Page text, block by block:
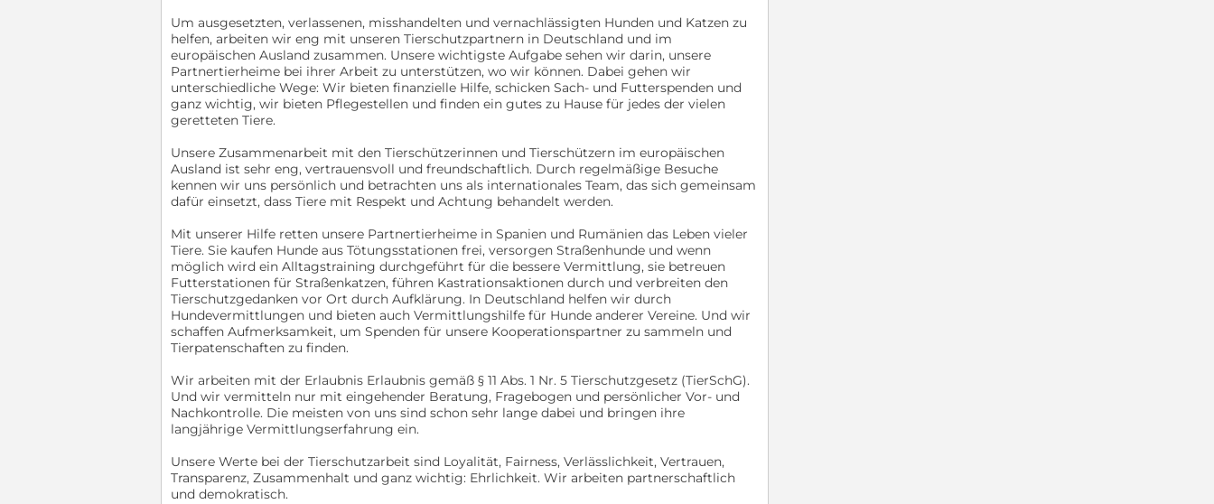
Um ausgesetzten, verlassenen, misshandelten und vernachlässigten Hunden und Katzen zu
helfen, arbeiten wir eng mit unseren Tierschutzpartnern in Deutschland und im
europäischen Ausland zusammen. Unsere wichtigste Aufgabe sehen wir darin, unsere
Partnertierheime bei ihrer Arbeit zu unterstützen, wo wir können. Dabei gehen wir
unterschiedliche Wege: Wir bieten finanzielle Hilfe, schicken Sach- und Futterspenden und
ganz wichtig, wir bieten Pflegestellen und finden ein gutes zu Hause für jedes der vielen
geretteten Tiere.
Unsere Zusammenarbeit mit den Tierschützerinnen und Tierschützern im europäischen
Ausland ist sehr eng, vertrauensvoll und freundschaftlich. Durch regelmäßige Besuche
kennen wir uns persönlich und betrachten uns als internationales Team, das sich gemeinsam
dafür einsetzt, dass Tiere mit Respekt und Achtung behandelt werden.
Mit unserer Hilfe retten unsere Partnertierheime in Spanien und Rumänien das Leben vieler
Tiere. Sie kaufen Hunde aus Tötungsstationen frei, versorgen Straßenhunde und wenn
möglich wird ein Alltagstraining durchgeführt für die bessere Vermittlung, sie betreuen
Futterstationen für Straßenkatzen, führen Kastrationsaktionen durch und verbreiten den
Tierschutzgedanken vor Ort durch Aufklärung. In Deutschland helfen wir durch
Hundevermittlungen und bieten auch Vermittlungshilfe für Hunde anderer Vereine. Und wir
schaffen Aufmerksamkeit, um Spenden für unsere Kooperationspartner zu sammeln und
Tierpatenschaften zu finden.
Wir arbeiten mit der Erlaubnis Erlaubnis gemäß § 11 Abs. 1 Nr. 5 Tierschutzgesetz (TierSchG).
Und wir vermitteln nur mit eingehender Beratung, Fragebogen und persönlicher Vor- und
Nachkontrolle. Die meisten von uns sind schon sehr lange dabei und bringen ihre
langjährige Vermittlungserfahrung ein.
Unsere Werte bei der Tierschutzarbeit sind Loyalität, Fairness, Verlässlichkeit, Vertrauen,
Transparenz, Zusammenhalt und ganz wichtig: Ehrlichkeit. Wir arbeiten partnerschaftlich
und demokratisch.